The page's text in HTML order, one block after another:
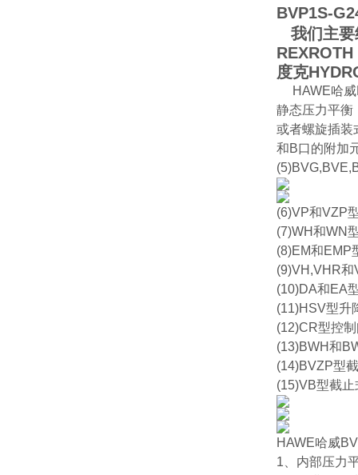
BVP1S-
我们主要
度克
HAWE哈
静态压力平衡
或者螺旋插装
和B口的附加
(6)VP和VZP
(7)WH和WN
(8)EM和EMP
(9)VH,VHR
(10)DA和EA
(11)HSV型升
(12)CR型控
(13)BWH和
(14)BVZP型
(15)VB型截
HAWE哈威
1、内部压力